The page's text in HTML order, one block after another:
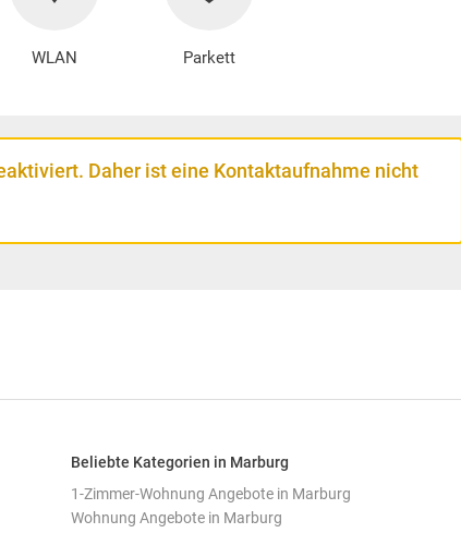
WLAN Parkett
Daher ist eine Kontaktaufnahme nicht
Beliebte Kategorien in Marburg
1-Zimmer-Wohnung Angebote in Marburg
Wohnung Angebote in Marburg